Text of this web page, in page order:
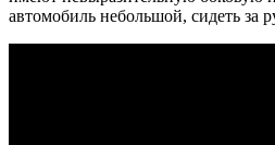
автомобиль небольшой, сидеть за